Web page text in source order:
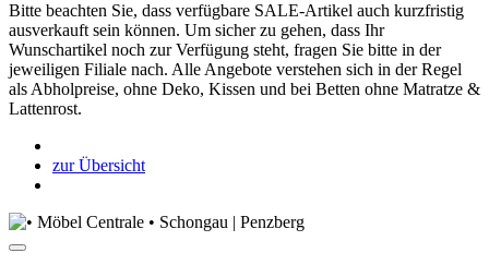
Bitte beachten Sie, dass verfügbare SALE-Artikel auch kurzfristig
ausverkauft sein können. Um sicher zu gehen, dass Ihr
Wunschartikel noch zur Verfügung steht, fragen Sie bitte in der
jeweiligen Filiale nach. Alle Angebote verstehen sich in der Regel
als Abholpreise, ohne Deko, Kissen und bei Betten ohne Matratze &
Lattenrost.
zur Übersicht